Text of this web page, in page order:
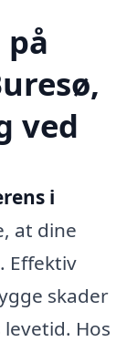
ved
i
at dine
Effektiv
skader
Hos